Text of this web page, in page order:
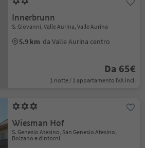
Innerbrunn
S. Giovanni, Valle Aurina, Valle Aurina
5.9 km da Valle Aurina centro
Da 65€
1 notte / 1 appartamento IVA incl.
Wiesman Hof
S. Genesio Atesino, San Genesio Atesino,
Bolzano e dintorni